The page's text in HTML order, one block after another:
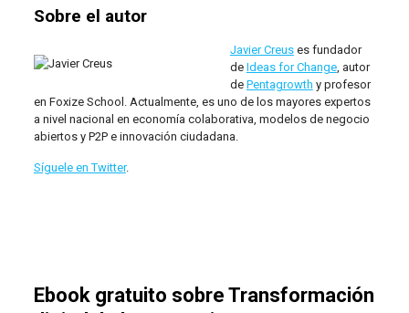
Sobre el autor
Javier Creuses fundador
de Ideas for Change, autor
de Pentagrowth y profesor
en Foxize School. Actualmente, es uno de los mayores expertos
a nivel nacional en economía colaborativa, modelos de negocio
abiertos y P2P e innovación ciudadana.
Síguele en Twitter.
Ebook gratuito sobre Transformación